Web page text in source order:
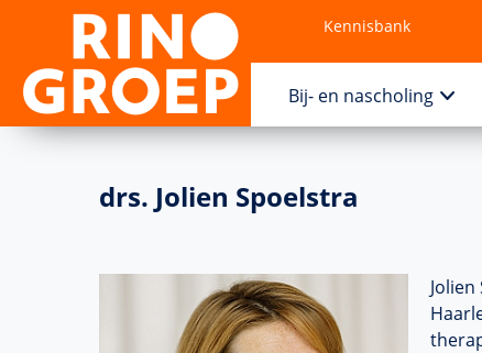
Kennisbank
Bij- en nascholing
drs. Jolien Spoelstra